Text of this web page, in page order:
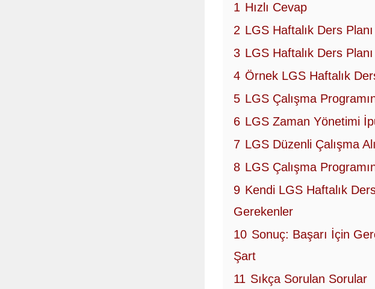
1 Hızlı Cevap
2 LGS Haftalık Ders
3 LGS Haftalık Ders
4 Örnek LGS Haftalık
5 LGS Çalışma
6 LGS Zaman Yönetimi
7 LGS Düzenli Çalışma
8 LGS Çalışma
9 Kendi LGS Haftalık
Gerekenler
10 Sonuç: Başarı İçin
Şart
11 Sıkça Sorulan Sorular